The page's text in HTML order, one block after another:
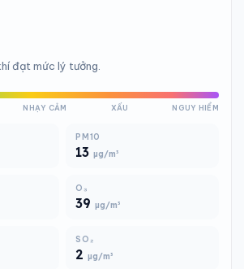
đạt mức lý tưởng.
NHẠY CẢM XẤU NGUY HIỂM
PM10
13 µg/m³
O₃
39 µg/m³
SO₂
2 µg/m³